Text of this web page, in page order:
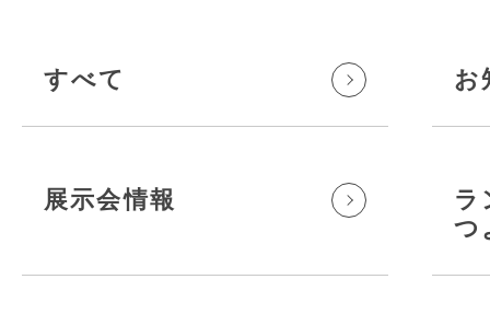
すべて お
展示会情報
ラ
つ